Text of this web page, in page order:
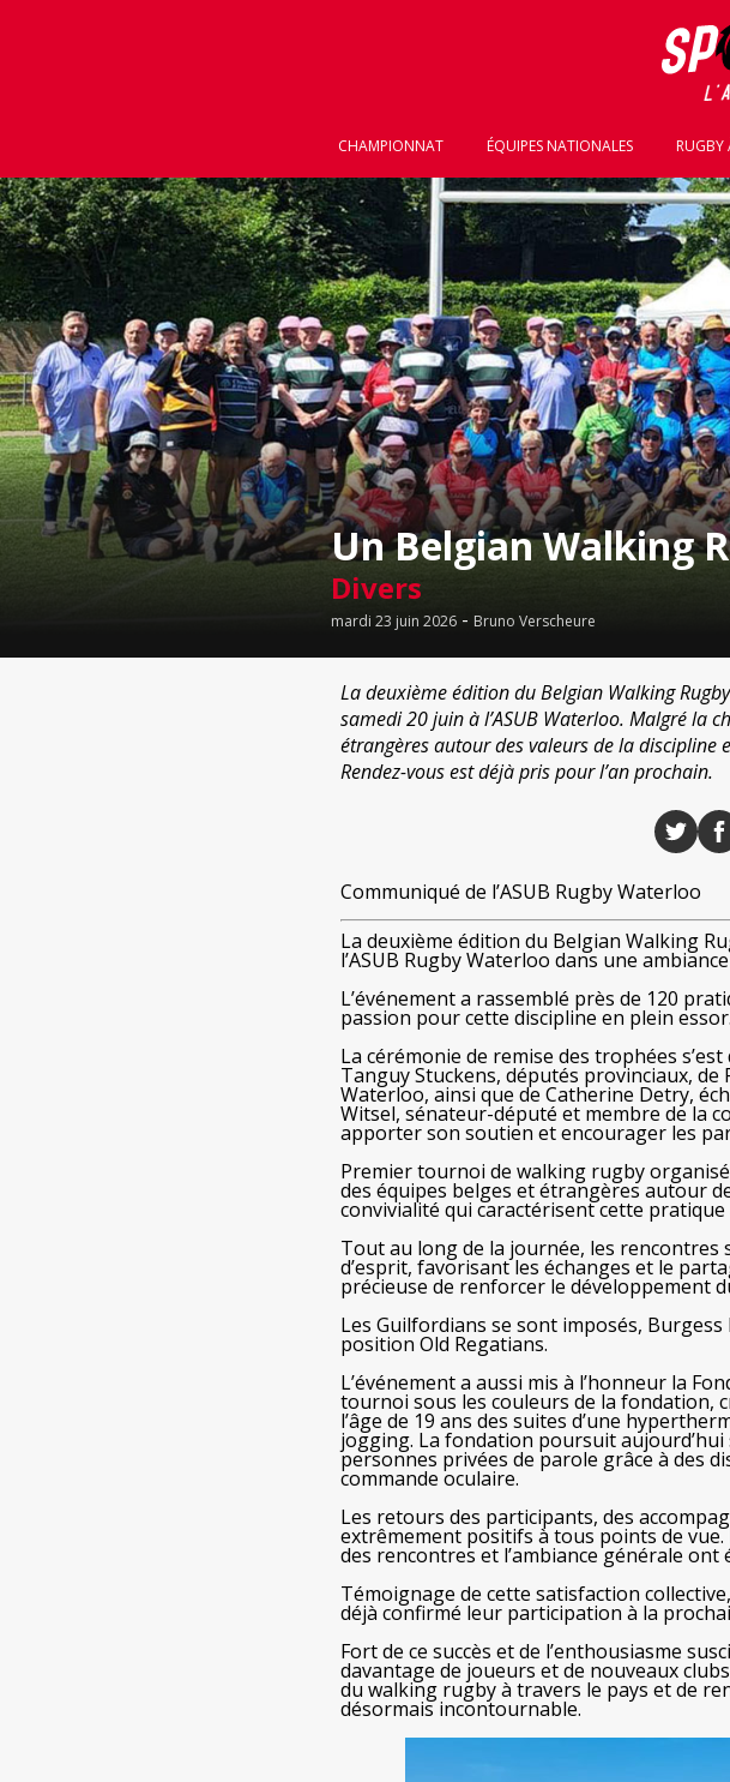
CHAMPIONNAT ÉQUIPES NATIONALES RUGBY
Un Belgian Walking
Divers
mardi 23 juin 2026 - Bruno Verscheure
La deuxième édition du Belgian Walking
samedi 20 juin à l’ASUB Waterloo. Malgré la
étrangères autour des valeurs de la discipline
Rendez-vous est déjà pris pour l’an prochain.
Communiqué de l’ASUB Rugby Waterloo
La deuxième édition du Belgian Walking
l’ASUB Rugby Waterloo dans une
L’événement a rassemblé près de 120
passion pour cette discipline en plein essor.
La cérémonie de remise des trophées
Tanguy Stuckens, députés provinciaux, de
Waterloo, ainsi que de Catherine Detry,
Witsel, sénateur-député et membre de la
apporter son soutien et encourager les
Premier tournoi de walking rugby
des équipes belges et étrangères autour
convivialité qui caractérisent cette pratique
Tout au long de la journée, les rencontres
d’esprit, favorisant les échanges et le
précieuse de renforcer le développement
Les Guilfordians se sont imposés,
position Old Regatians.
L’événement a aussi mis à l’honneur la
tournoi sous les couleurs de la fondation,
l’âge de 19 ans des suites d’une
jogging. La fondation poursuit
personnes privées de parole grâce à des
commande oculaire.
Les retours des participants, des
extrêmement positifs à tous points de vue.
des rencontres et l’ambiance générale
Témoignage de cette satisfaction
déjà confirmé leur participation à la
Fort de ce succès et de l’enthousiasme
davantage de joueurs et de nouveaux
du walking rugby à travers le pays et de
désormais incontournable.